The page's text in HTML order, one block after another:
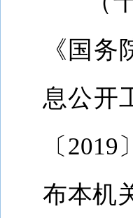
《国
息公开
〔 2019 〕
布本机